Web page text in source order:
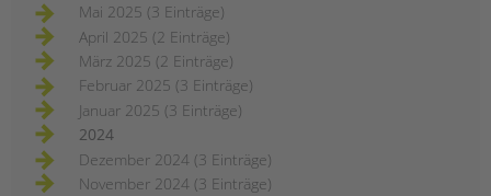
Mai 2025 (3 Einträge)
April 2025 (2 Einträge)
März 2025 (2 Einträge)
Februar 2025 (3 Einträge)
Januar 2025 (3 Einträge)
2024
Dezember 2024 (3 Einträge)
November 2024 (3 Einträge)